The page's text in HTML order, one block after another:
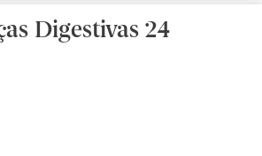
Digestivas 24